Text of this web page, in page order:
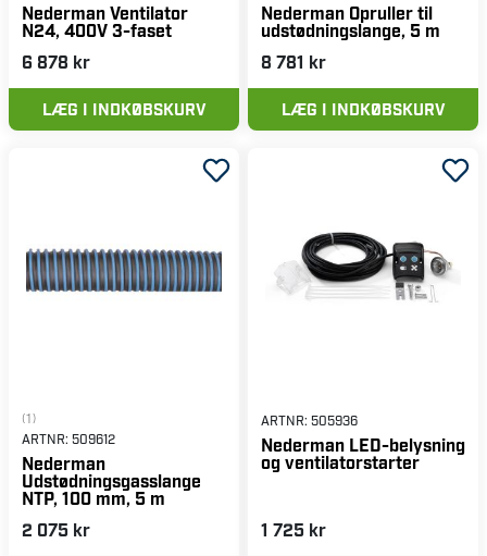
Nederman Ventilator
N24, 400V 3-faset
6 878 kr
LÆG I INDKØBSKURV
Nederman Opruller til
udstødningslange, 5 m
8 781 kr
LÆG I INDKØBSKURV
(1)
ARTNR: 509612
Nederman
Udstødningsgasslange
NTP, 100 mm, 5 m
2 075 kr
ARTNR: 505936
Nederman LED-belysning
og ventilatorstarter
1 725 kr